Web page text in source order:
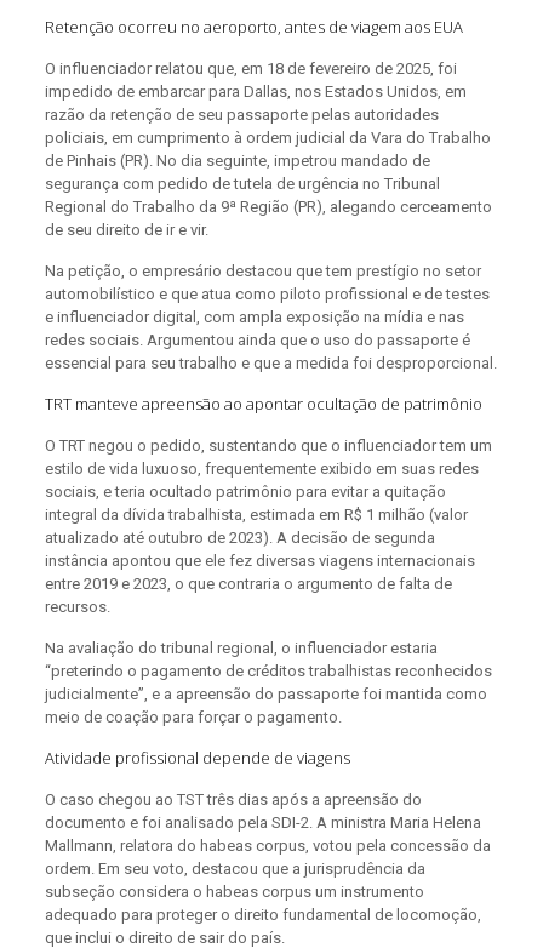
Retenção ocorreu no aeroporto, antes de viagem aos EUA
O influenciador relatou que, em 18 de fevereiro de 2025, foi
impedido de embarcar para Dallas, nos Estados Unidos, em
razão da retenção de seu passaporte pelas autoridades
policiais, em cumprimento à ordem judicial da Vara do Trabalho
de Pinhais (PR). No dia seguinte, impetrou mandado de
segurança com pedido de tutela de urgência no Tribunal
Regional do Trabalho da 9ª Região (PR), alegando cerceamento
de seu direito de ir e vir.
Na petição, o empresário destacou que tem prestígio no setor
automobilístico e que atua como piloto profissional e de testes
e influenciador digital, com ampla exposição na mídia e nas
redes sociais. Argumentou ainda que o uso do passaporte é
essencial para seu trabalho e que a medida foi desproporcional.
TRT manteve apreensão ao apontar ocultação de patrimônio
O TRT negou o pedido, sustentando que o influenciador tem um
estilo de vida luxuoso, frequentemente exibido em suas redes
sociais, e teria ocultado patrimônio para evitar a quitação
integral da dívida trabalhista, estimada em R$ 1 milhão (valor
atualizado até outubro de 2023). A decisão de segunda
instância apontou que ele fez diversas viagens internacionais
entre 2019 e 2023, o que contraria o argumento de falta de
recursos.
Na avaliação do tribunal regional, o influenciador estaria
“preterindo o pagamento de créditos trabalhistas reconhecidos
judicialmente”, e a apreensão do passaporte foi mantida como
meio de coação para forçar o pagamento.
Atividade profissional depende de viagens
O caso chegou ao TST três dias após a apreensão do
documento e foi analisado pela SDI-2. A ministra Maria Helena
Mallmann, relatora do habeas corpus, votou pela concessão da
ordem. Em seu voto, destacou que a jurisprudência da
subseção considera o habeas corpus um instrumento
adequado para proteger o direito fundamental de locomoção,
que inclui o direito de sair do país.